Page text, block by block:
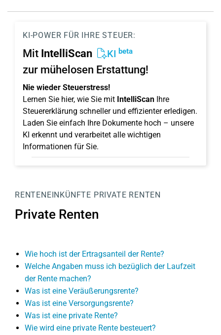
KI-POWER FÜR IHRE STEUER:
Mit IntelliScan KI beta
zur mühelosen Erstattung!
Nie wieder Steuerstress!
Lernen Sie hier, wie Sie mit IntelliScan Ihre
Steuererklärung schneller und effizienter erledigen.
Laden Sie einfach Ihre Dokumente hoch – unsere
KI erkennt und verarbeitet alle wichtigen
Informationen für Sie.
RENTENEINKÜNFTE PRIVATE RENTEN
Private Renten
Wie hoch ist der Ertragsanteil der Rente?
Welche Angaben muss ich bezüglich der Laufzeit
der Rente machen?
Was ist eine Veräußerungsrente?
Was ist eine Versorgungsrente?
Was ist eine private Rente?
Wie wird eine private Rente besteuert?